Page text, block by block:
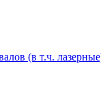
(в т.ч.